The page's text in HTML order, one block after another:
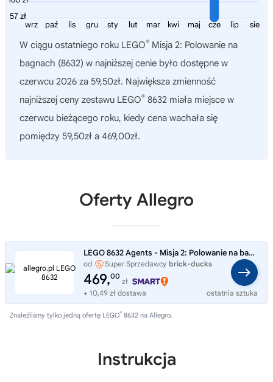
57 zł
sie
lip
cze
maj
kwi
mar
lut
sty
gru
lis
paź
wrz
W ciągu ostatniego roku LEGO® Misja 2: Polowanie na
bagnach (8632) w najniższej cenie było dostępne w
czerwcu 2026 za 59,50zł. Największa zmienność
najniższej ceny zestawu LEGO® 8632 miała miejsce w
czerwcu bieżącego roku, kiedy cena wachała się
pomiędzy 59,50zł a 469,00zł.
Oferty Allegro
LEGO 8632 Agents - Misja 2: Polowanie na bagnach
od Super Sprzedawcy brick-ducks
469,00
zł
+ 10,49 zł dostawa
ostatnia sztuka
Znaleźliśmy tylko jedną ofertę LEGO® 8632 na Allegro.
Instrukcja